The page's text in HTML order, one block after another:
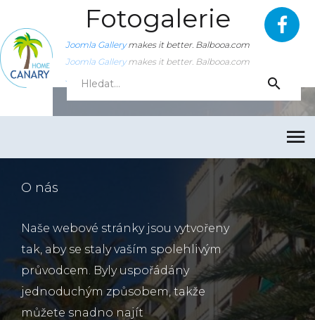
Fotogalerie
Joomla Gallerymakes it better. Balbooa.com
Joomla Gallerymakes it better. Balbooa.com
Joomla Gallery
O nás
Naše webové stránky jsou vytvořeny
tak, aby se staly vaším spolehlivým
průvodcem. Byly uspořádány
jednoduchým způsobem, takže
můžete snadno najít